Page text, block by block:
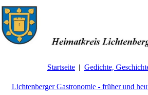
Startseite Gedichte,
Lichtenberger Gastronomie - früher und